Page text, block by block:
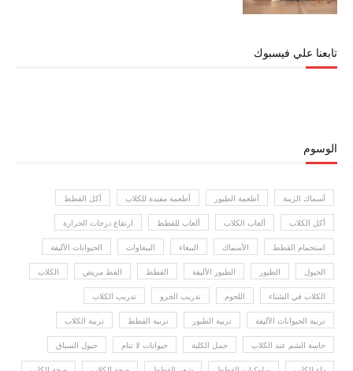
تابعنا علي فيسبوك
الوسوم
أسماك الزينة أطعمة الطيور أطعمة مفيدة للكلاب أكل القطط
أكل الكلاب ألعاب الكلاب ألعاب للقطط ارتفاع درجات الحرارة
استحمام القطط الأسماك الببغاء الببغاوات الحيوانات الأليفة
الخيول الطيور الطيور الأليفة القطط القط مريض الكلاب
الكلاب في الشتاء اللحوم تدريب الجرو تدريب الكلاب
تربية الحيوانات الأليفة تربية الطيور تربية القطط تربية الكلاب
حاسة الشم عند الكلاب حمل الكلبة حيوانات لا تنام خيول السباق